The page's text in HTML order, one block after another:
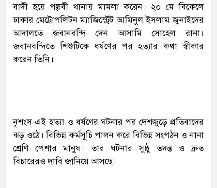
বাদী হয়ে পল্লবী থানায় মামলা করেন। ২০ মে বিকেলে
ঢাকার মেট্রোপলিটন ম্যাজিস্ট্রেট আমিনুল ইসলাম জুনাইদের
আদালতে জবানবন্দি দেন আসামি সোহেল রানা।
জবানবন্দিতে শিশুটিকে ধর্ষণের পর হত্যার কথা স্বীকার
করেন তিনি।
নৃশংস এই হত্যা ও ধর্ষণের ঘটনার পর দেশজুড়ে প্রতিবাদের
ঝড় ওঠে। বিভিন্ন কর্মসূচি পালন করে বিভিন্ন সংগঠন ও নানা
শ্রেণি পেশার মানুষ। তার ঘটনার সুষ্ঠু তদন্ত ও দ্রুত
বিচারেরও দাবি জানিয়ে আসছে।